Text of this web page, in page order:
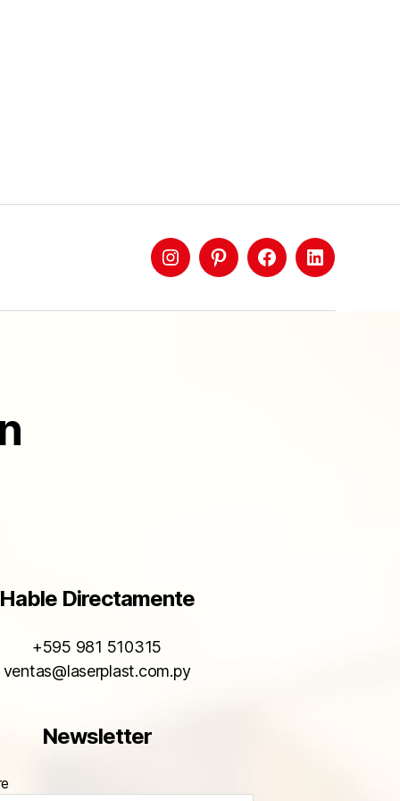
Directamente
+595 981 510315
ventas@laserplast.com.py
Newsletter